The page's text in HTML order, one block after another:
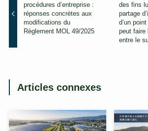
procédures d’entreprise :
réponses concrètes aux
modifications du
Règlement MOL 49/2025
des fins
partage
d’un
peut faire
entre le
Articles connexes